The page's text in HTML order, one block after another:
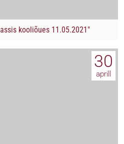
kooliõues 11.05.2021"
30
aprill